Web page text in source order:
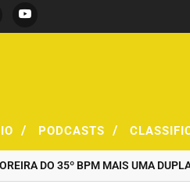
/ PODCASTS /
DO 35º BPM MAIS UMA DUPLA